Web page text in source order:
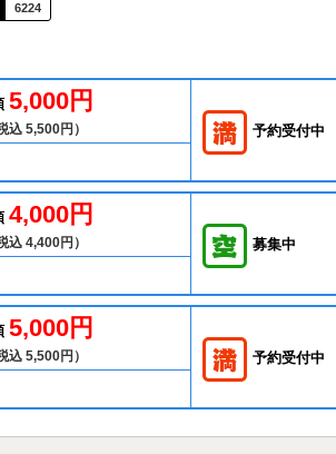
6224
5,000円
込 5,500円） 予約受付中
4,000円
込 4,400円） 募集中
5,000円
込 5,500円） 予約受付中